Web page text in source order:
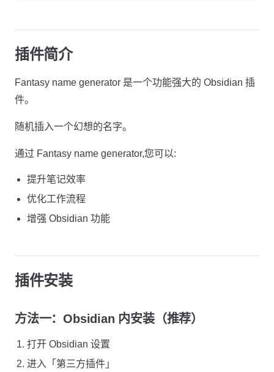
插件简介
Fantasy name generator 是一个功能强大的 Obsidian 插
件。
随机插入一个幻想的名字。
通过 Fantasy name generator,您可以:
提升笔记效率
优化工作流程
增强 Obsidian 功能
插件安装
方法一：Obsidian 内安装（推荐）
打开 Obsidian 设置
进入「第三方插件」